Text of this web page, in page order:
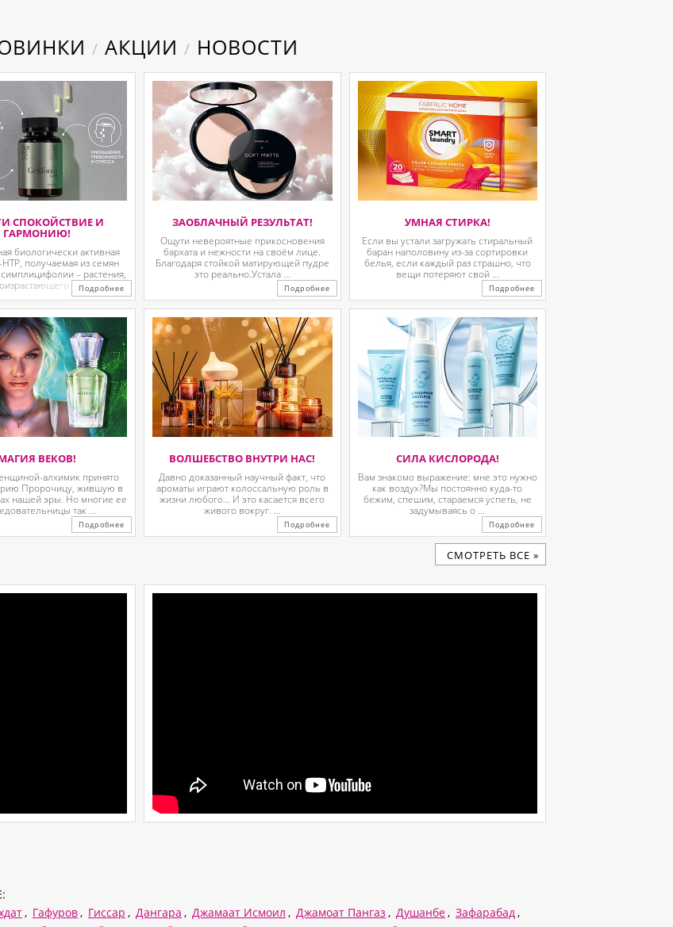
/ АКЦИИ / НОВОСТИ
СПОКОЙСТВИЕ И
ГАРМОНИЮ!
биологически активная
получаемая из семян
– растения,
в ...Подробнее
ЗАОБЛАЧНЫЙ РЕЗУЛЬТАТ!
Ощути невероятные прикосновения
бархата и нежности на своём лице.
Благодаря стойкой матирующей пудре
это реально.Устала ...
Подробнее
УМНАЯ СТИРКА!
Если вы устали загружать стиральный
баран наполовину из-за сортировки
белья, если каждый раз страшно, что
вещи потеряют свой ...
Подробнее
ВЕКОВ!
алхимик принято
Пророчицу, жившую в
нашей эры. Но многие ее
так ...
Подробнее
ВОЛШЕБСТВО ВНУТРИ НАС!
Давно доказанный научный факт, что
ароматы играют колоссальную роль в
жизни любого… И это касается всего
живого вокруг. ...
Подробнее
СИЛА КИСЛОРОДА!
Вам знакомо выражение: мне это нужно
как воздух?Мы постоянно куда-то
бежим, спешим, стараемся успеть, не
задумываясь о ...
Подробнее
CМОТРЕТЬ ВСЕ »
, Гафуров, Гиссар , Дангара , Джамаат Исмоил , Джамоат Пангаз , Душанбе, Зафарабад,